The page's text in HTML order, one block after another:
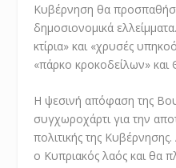
Κυβέρνηση θα
δημοσιονομικά
κτίρια» και «χρυσές
«πάρκο κροκοδείλων» και
Η ψεσινή απόφαση της
συγχωροχάρτι για την
πολιτικής της
ο Κυπριακός λαός και θα